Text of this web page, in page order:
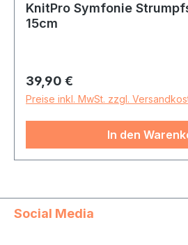
KnitPro Symfonie
15cm
Regulärer Preis:
39,90 €
Preise inkl. MwSt. zzgl.
In den
Social Media